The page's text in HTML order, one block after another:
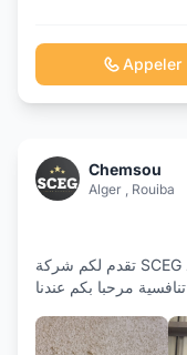
Appeler
Chemsou
Alger , Rouiba
تقدم لكم شركة SCEG اجود الاعمال التقنية و الحرفية باسعر جد
تنافسية مرحبا بكم عندنا